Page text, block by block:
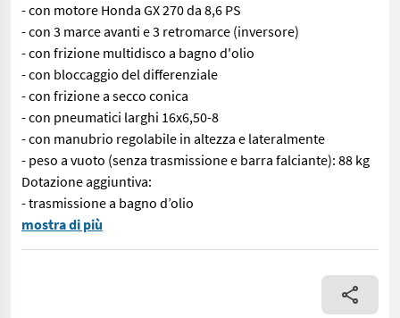
- con motore Honda GX 270 da 8,6 PS
- con 3 marce avanti e 3 retromarce (inversore)
- con frizione multidisco a bagno d'olio
- con bloccaggio del differenziale
- con frizione a secco conica
- con pneumatici larghi 16x6,50-8
- con manubrio regolabile in altezza e lateralmente
- peso a vuoto (senza trasmissione e barra falciante): 88 kg
Dotazione aggiuntiva:
- trasmissione a bagno d’olio
N. 72459 Tosaerba a motore - con motore Honda GX 270 da
mostra di più